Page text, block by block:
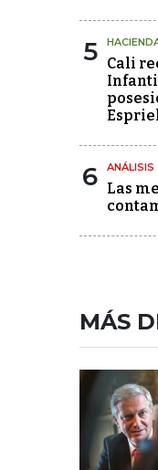
5 Cali
6 ANÁLISIS
Las
MÁS